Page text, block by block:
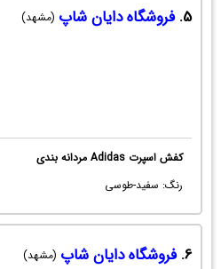
5. فروشگاه دایان شاپ (مشهد)
کفش اسپرت Adidas مردانه بندی
رنگ: سفید-طوسی
6. فروشگاه دایان شاپ (مشهد)